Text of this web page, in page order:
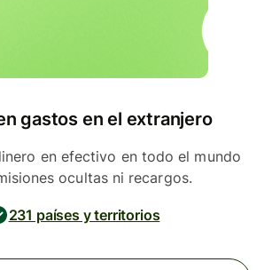
gastos en el extranjero
en efectivo en todo el mundo
ocultas ni recargos.
231 países y territorios